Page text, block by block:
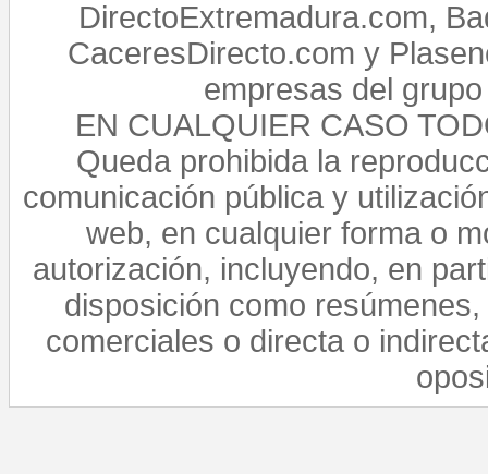
DirectoExtremadura.com,
CaceresDirecto.com y
empresas del
EN CUALQUIER CASO
Queda prohibida la
comunicación pública y
web, en cualquier forma o
autorización, incluyendo, en
disposición como
comerciales o directa o